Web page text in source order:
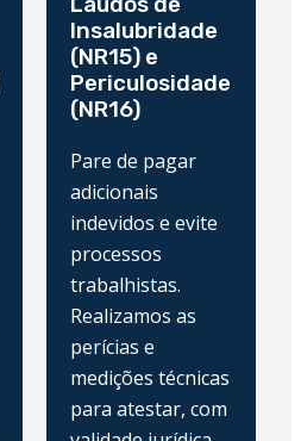
Insalubridade
(NR15) e
Periculosidade
(NR16)
Pare de pagar
adicionais
indevidos e evite
processos
trabalhistas.
Realizamos as
perícias e
medições técnicas
para atestar, com